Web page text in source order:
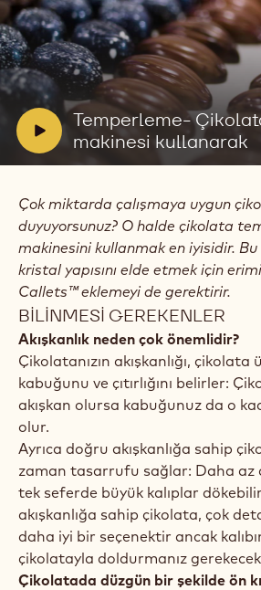
V
i
d
o
:
Temperleme-
makinesi kullanarak
Video
oynat:
Temperleme-
Çikolata
temperleme
makinesi
kullanarak
Çok miktarda çalışmaya uygun
duyuyorsunuz? O halde çikolata
makinesini kullanmak en iyisidir.
kristal yapısını elde etmek için
Callets™ eklemeyi de gerektirir.
BİLİNMESİ GEREKENLER
Akışkanlık neden çok önemlidir?
Çikolatanızın akışkanlığı,
kabuğunu ve çıtırlığını belirler:
akışkan olursa kabuğunuz da o
olur.
Ayrıca doğru akışkanlığa sahip
zaman tasarrufu sağlar: Daha az
tek seferde büyük kalıplar
akışkanlığa sahip çikolata, çok
daha iyi bir seçenektir ancak
çikolatayla doldurmanız
Çikolatada düzgün bir şekilde ön